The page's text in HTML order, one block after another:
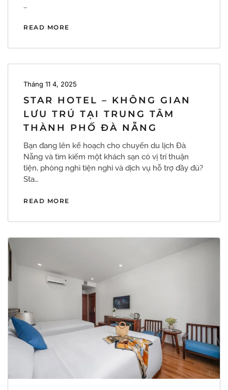
…
READ MORE
Tháng 11 4, 2025
STAR HOTEL – KHÔNG GIAN
LƯU TRÚ TẠI TRUNG TÂM
THÀNH PHỐ ĐÀ NẴNG
Bạn đang lên kế hoạch cho chuyến du lịch Đà
Nẵng và tìm kiếm một khách sạn có vị trí thuận
tiện, phòng nghỉ tiện nghi và dịch vụ hỗ trợ đầy đủ?
Sta…
READ MORE